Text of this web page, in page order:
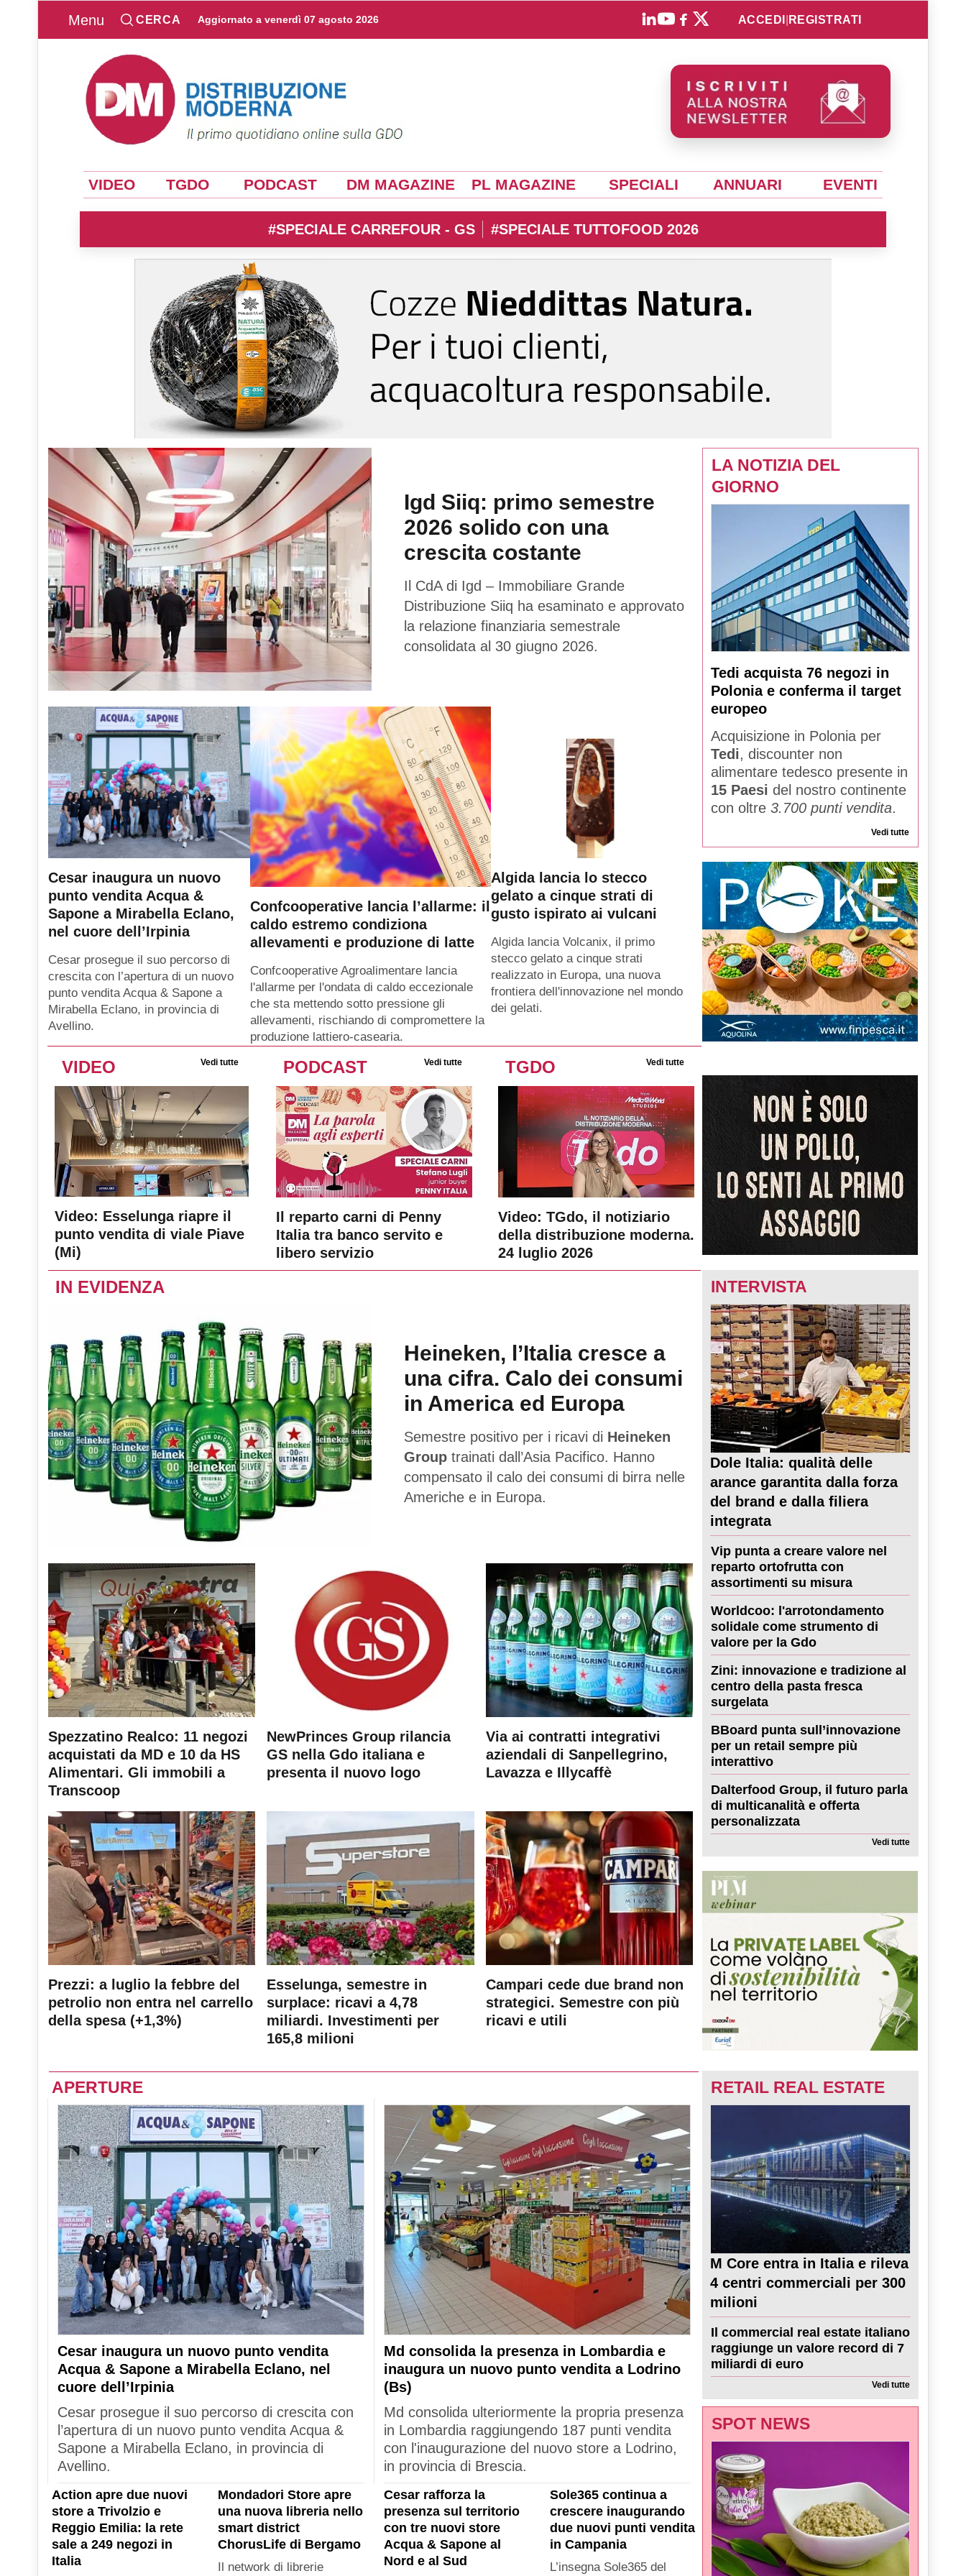
Menu CERCA Aggiornato a venerdì 07 agosto 2026 ACCEDI REGISTRATI
VIDEO TGDO PODCAST DM MAGAZINE PL MAGAZINE SPECIALI ANNUARI EVENTI
#SPECIALE CARREFOUR - GS #SPECIALE TUTTOFOOD 2026
Igd Siiq: primo semestre
2026 solido con una
crescita costante
Il CdA di Igd – Immobiliare Grande
Distribuzione Siiq ha esaminato e approvato
la relazione finanziaria semestrale
consolidata al 30 giugno 2026.
Cesar inaugura un nuovo
punto vendita Acqua &
Sapone a Mirabella Eclano,
nel cuore dell’Irpinia
Cesar prosegue il suo percorso di
crescita con l’apertura di un nuovo
punto vendita Acqua & Sapone a
Mirabella Eclano, in provincia di
Avellino.
Confcooperative lancia l’allarme: il
caldo estremo condiziona
allevamenti e produzione di latte
Confcooperative Agroalimentare lancia
l'allarme per l'ondata di caldo eccezionale
che sta mettendo sotto pressione gli
allevamenti, rischiando di compromettere la
produzione lattiero-casearia.
Algida lancia lo stecco
gelato a cinque strati di
gusto ispirato ai vulcani
Algida lancia Volcanix, il primo
stecco gelato a cinque strati
realizzato in Europa, una nuova
frontiera dell'innovazione nel mondo
dei gelati.
LA NOTIZIA DEL
GIORNO
Tedi acquista 76 negozi in
Polonia e conferma il target
europeo
Acquisizione in Polonia per
Tedi, discounter non
alimentare tedesco presente in
15 Paesi del nostro continente
con oltre 3.700 punti vendita.
Vedi tutte
VIDEO Vedi tutte
Video: Esselunga riapre il
punto vendita di viale Piave
(Mi)
PODCAST Vedi tutte
Il reparto carni di Penny
Italia tra banco servito e
libero servizio
TGDO Vedi tutte
Video: TGdo, il notiziario
della distribuzione moderna.
24 luglio 2026
IN EVIDENZA
Heineken, l’Italia cresce a
una cifra. Calo dei consumi
in America ed Europa
Semestre positivo per i ricavi di Heineken
Group trainati dall’Asia Pacifico. Hanno
compensato il calo dei consumi di birra nelle
Americhe e in Europa.
Spezzatino Realco: 11 negozi
acquistati da MD e 10 da HS
Alimentari. Gli immobili a
Transcoop
NewPrinces Group rilancia
GS nella Gdo italiana e
presenta il nuovo logo
Via ai contratti integrativi
aziendali di Sanpellegrino,
Lavazza e Illycaffè
Prezzi: a luglio la febbre del
petrolio non entra nel carrello
della spesa (+1,3%)
Esselunga, semestre in
surplace: ricavi a 4,78
miliardi. Investimenti per
165,8 milioni
Campari cede due brand non
strategici. Semestre con più
ricavi e utili
INTERVISTA
Dole Italia: qualità delle
arance garantita dalla forza
del brand e dalla filiera
integrata
Vip punta a creare valore nel
reparto ortofrutta con
assortimenti su misura
Worldcoo: l'arrotondamento
solidale come strumento di
valore per la Gdo
Zini: innovazione e tradizione al
centro della pasta fresca
surgelata
BBoard punta sull’innovazione
per un retail sempre più
interattivo
Dalterfood Group, il futuro parla
di multicanalità e offerta
personalizzata
Vedi tutte
APERTURE
Cesar inaugura un nuovo punto vendita
Acqua & Sapone a Mirabella Eclano, nel
cuore dell’Irpinia
Cesar prosegue il suo percorso di crescita con
l’apertura di un nuovo punto vendita Acqua &
Sapone a Mirabella Eclano, in provincia di
Avellino.
Md consolida la presenza in Lombardia e
inaugura un nuovo punto vendita a Lodrino
(Bs)
Md consolida ulteriormente la propria presenza
in Lombardia raggiungendo 187 punti vendita
con l'inaugurazione del nuovo store a Lodrino,
in provincia di Brescia.
Action apre due nuovi
store a Trivolzio e
Reggio Emilia: la rete
sale a 249 negozi in
Italia
Mondadori Store apre
una nuova libreria nello
smart district
ChorusLife di Bergamo
Il network di librerie
Cesar rafforza la
presenza sul territorio
con tre nuovi store
Acqua & Sapone al
Nord e al Sud
Sole365 continua a
crescere inaugurando
due nuovi punti vendita
in Campania
L’insegna Sole365 del
RETAIL REAL ESTATE
M Core entra in Italia e rileva
4 centri commerciali per 300
milioni
Il commercial real estate italiano
raggiunge un valore record di 7
miliardi di euro
Vedi tutte
SPOT NEWS